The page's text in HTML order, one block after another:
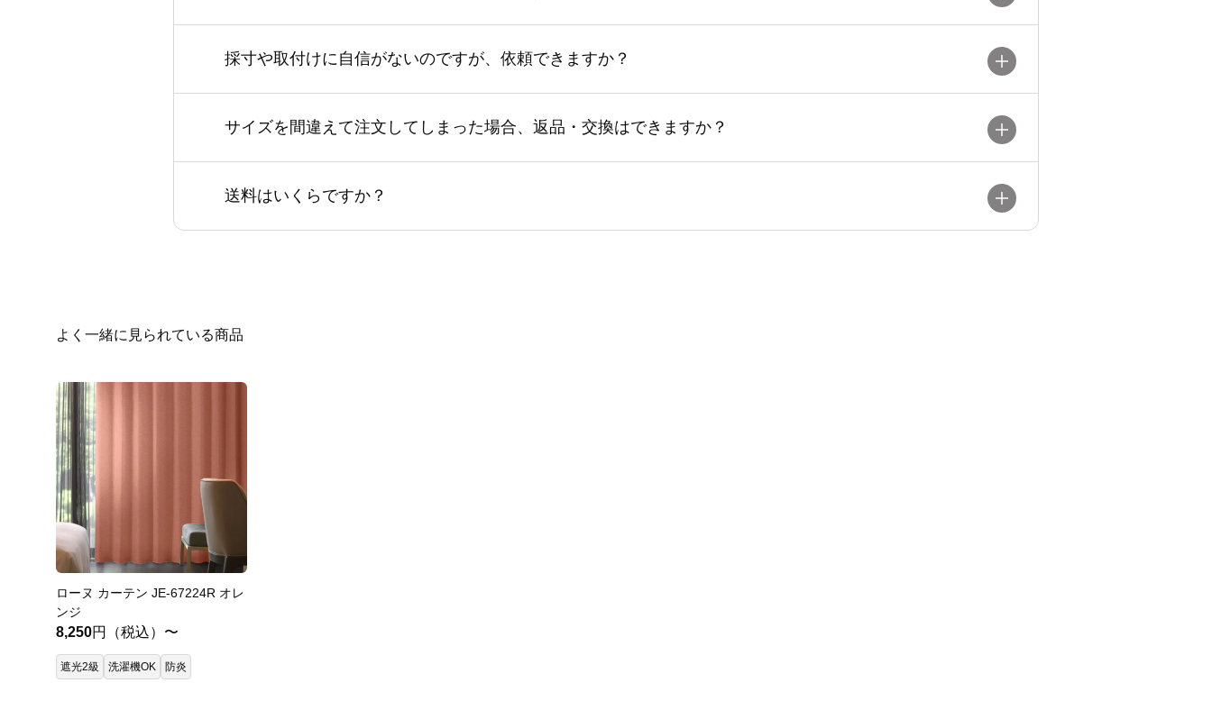
採寸や取付けに自信がないのですが、依頼できますか？
サイズを間違えて注文してしまった場合、返品・交換はできますか？
送料はいくらですか？
よく一緒に見られている商品
ローヌ カーテン JE-67224R オレ
ンジ
8,250円（税込）〜
遮光2級 洗濯機OK 防炎